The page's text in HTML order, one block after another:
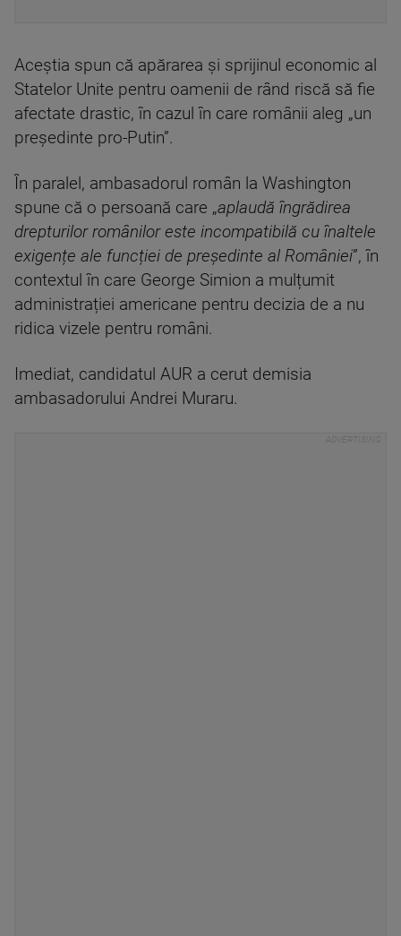
Aceștia spun că apărarea și sprijinul economic al
Statelor Unite pentru oamenii de rând riscă să fie
afectate drastic, în cazul în care românii aleg „un
președinte pro-Putin”.
În paralel, ambasadorul român la Washington
spune că o persoană care „aplaudă îngrădirea
drepturilor românilor este incompatibilă cu înaltele
exigențe ale funcției de președinte al României”, în
contextul în care George Simion a mulțumit
administrației americane pentru decizia de a nu
ridica vizele pentru români.
Imediat, candidatul AUR a cerut demisia
ambasadorului Andrei Muraru.